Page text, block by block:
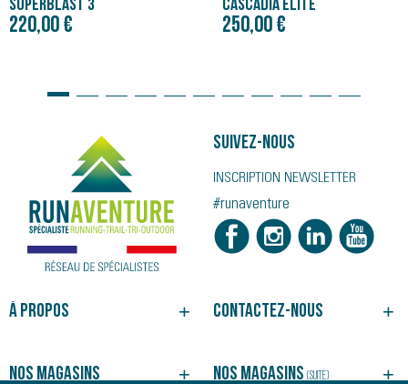
SUPERBLAST 3
220,00 €
CASCADIA ELITE
250,00 €
À propos
NOS MAGASINS
Contactez-nous
SUIVRE VOTRE COMMANDE
Suivez-nous
INSCRIPTION NEWSLETTER
#runaventure
Nos magasins Nos magasins (suite)